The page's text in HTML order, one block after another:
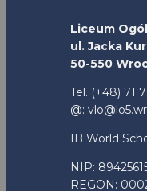
Liceum
ul. Jacka
50-550
Tel. (+48) 71
@:
IB World
NIP:
REGON: